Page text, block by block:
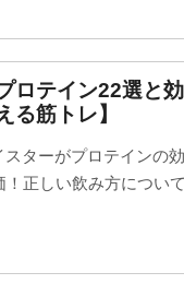
ロテイン22選と
る筋トレ】
スターがプロテインの
！正しい飲み方につい